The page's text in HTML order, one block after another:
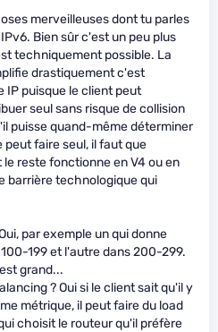
merveilleuses dont tu parles
Bien sûr c'est un peu plus
techniquement possible. La
drastiquement c'est
IP puisque le client peut
seul sans risque de collision
puisse quand-même déterminer
peut faire seul, il faut que
le reste fonctionne en V4 ou en
barrière technologique qui
par exemple un qui donne
199 et l'autre dans 200-299.
grand...
? Oui si le client sait qu'il y
métrique, il peut faire du load
choisit le routeur qu'il préfère